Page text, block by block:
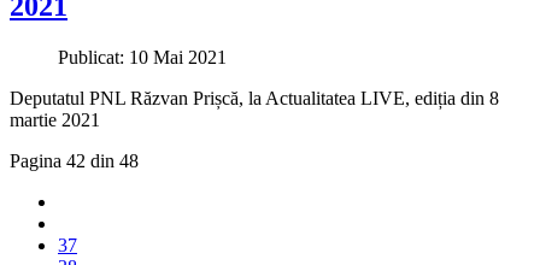
Publicat: 10 Mai 2021
Deputatul PNL Răzvan Prișcă, la Actualitatea LIVE, ediția din 8
martie 2021
Pagina 42 din 48
37